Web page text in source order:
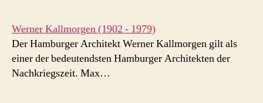
Werner Kallmorgen (1902 - 1979)
Der Hamburger Architekt Werner Kallmorgen gilt als
einer der bedeutendsten Hamburger Architekten der
Nachkriegszeit. Max…